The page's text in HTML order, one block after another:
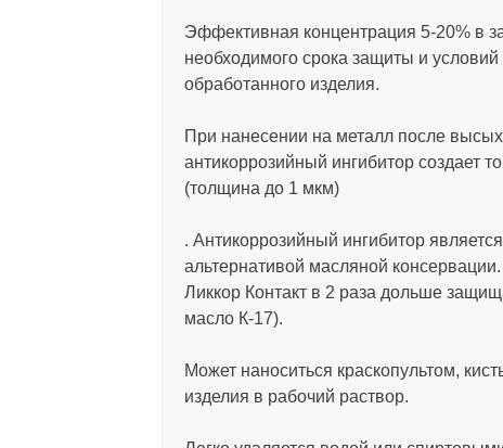
Эффективная концентрация 5-20% в
необходимого срока защиты и условий
обработанного изделия.
При нанесении на металл после
антикоррозийный ингибитор создает
(толщина до 1 мкм)
. Антикоррозийный ингибитор
альтернативой масляной
Ликкор Контакт в 2 раза дольше
масло К-17).
Может наноситься краскопультом,
изделия в рабочий раствор.